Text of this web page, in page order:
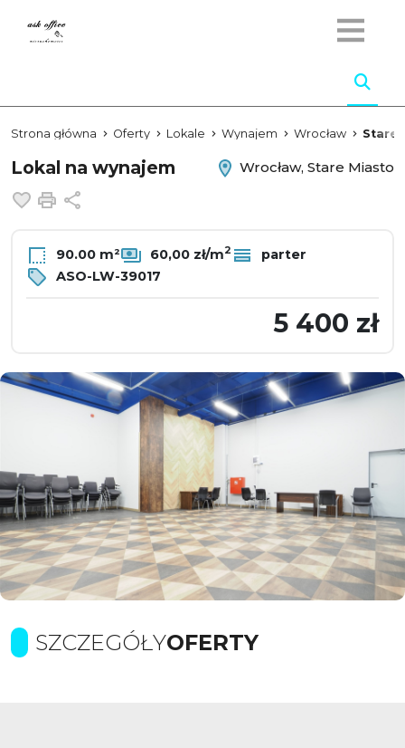
Strona główna Oferty Lokale Wynajem Wrocław Stare
Lokal na wynajem
Wrocław, Stare Miasto
Dodaj do ulubionych
Drukuj
90.00 m² 60,00 zł/m2
parter
ASO-LW-39017
5 400 zł
SZCZEGÓŁYOFERTY